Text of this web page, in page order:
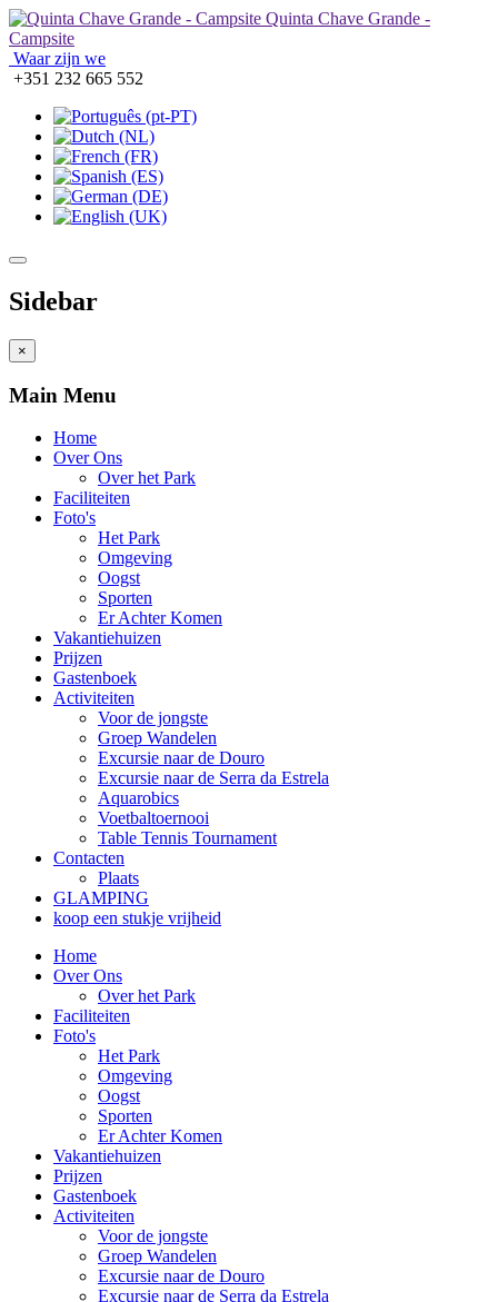
Quinta Chave Grande -
Campsite
Waar zijn we
+351 232 665 552
Sidebar
×
Main Menu
Home
Over Ons
Over het Park
Faciliteiten
Foto's
Het Park
Omgeving
Oogst
Sporten
Er Achter Komen
Vakantiehuizen
Prijzen
Gastenboek
Activiteiten
Voor de jongste
Groep Wandelen
Excursie naar de Douro
Excursie naar de Serra da Estrela
Aquarobics
Voetbaltoernooi
Table Tennis Tournament
Contacten
Plaats
GLAMPING
koop een stukje vrijheid
Home
Over Ons
Over het Park
Faciliteiten
Foto's
Het Park
Omgeving
Oogst
Sporten
Er Achter Komen
Vakantiehuizen
Prijzen
Gastenboek
Activiteiten
Voor de jongste
Groep Wandelen
Excursie naar de Douro
Excursie naar de Serra da Estrela